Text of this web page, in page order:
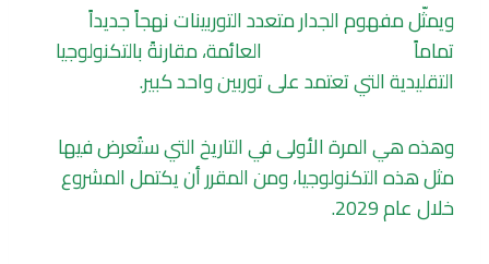
ويمثّل مفهوم الجدار متعدد التوربينات نهجاً جديداً
تماماً
العائمة، مقارنةً بالتكنولوجيا
التقليدية التي تعتمد على توربين واحد كبير.
وهذه هي المرة الأولى في التاريخ التي ستُعرض فيها
مثل هذه التكنولوجيا، ومن المقرر أن يكتمل المشروع
خلال عام 2029.